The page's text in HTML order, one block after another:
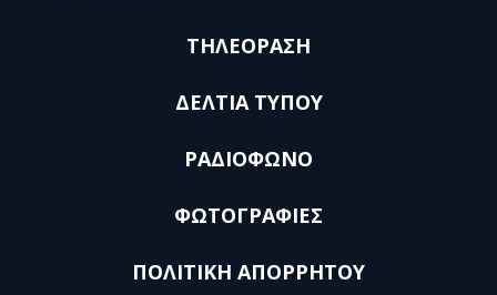
ΤΗΛΕΟΡΑΣΗ
ΔΕΛΤΙΑ ΤΥΠΟΥ
ΡΑΔΙΟΦΩΝΟ
ΦΩΤΟΓΡΑΦΙΕΣ
ΠΟΛΙΤΙΚΗ ΑΠΟΡΡΗΤΟΥ